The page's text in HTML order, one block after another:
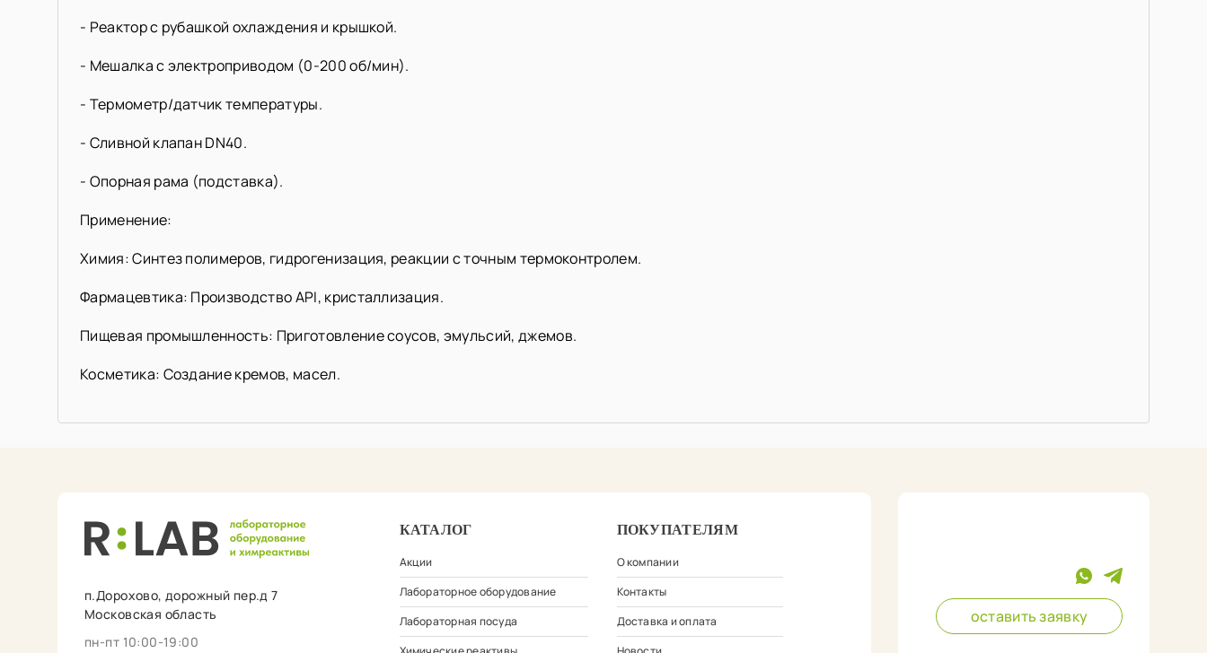
- Реактор с рубашкой охлаждения и крышкой.
- Мешалка с электроприводом (0-200 об/мин).
- Термометр/датчик температуры.
- Сливной клапан DN40.
- Опорная рама (подставка).
Применение:
Химия: Синтез полимеров, гидрогенизация, реакции с точным термоконтролем.
Фармацевтика: Производство API, кристаллизация.
Пищевая промышленность: Приготовление соусов, эмульсий, джемов.
Косметика: Создание кремов, масел.
КАТАЛОГ
Акции
Лабораторное оборудование
Лабораторная посуда
ПОКУПАТЕЛЯМ
О компании
Контакты
Доставка и оплата
п.Дорохово, дорожный пер.д 7
Московская область
пн-пт 10:00-19:00
оставить заявку